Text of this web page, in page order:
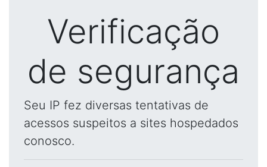
Verificação
de segurança
Seu IP fez diversas tentativas de
acessos suspeitos a sites hospedados
conosco.